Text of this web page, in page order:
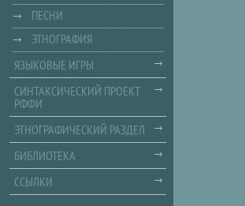
ПЕСНИ
ЭТНОГРАФИЯ
ЯЗЫКОВЫЕ ИГРЫ
СИНТАКСИЧЕСКИЙ ПРОЕКТ
РФФИ
ЭТНОГРАФИЧЕСКИЙ РАЗДЕЛ
БИБЛИОТЕКА
ССЫЛКИ